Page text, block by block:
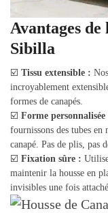
Avantages de
Sibilla
☑️ Tissu extensible :
incroyablement
formes de canapés.
☑️ Forme personnalisée
fournissons des tubes en
canapé. Pas de plis, pas
☑️ Fixation sûre :
maintenir la housse en
invisibles une fois